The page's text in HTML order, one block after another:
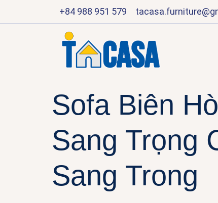
+84 988 951 579
Sofa Biên
Sang Trọng
Sang Trong